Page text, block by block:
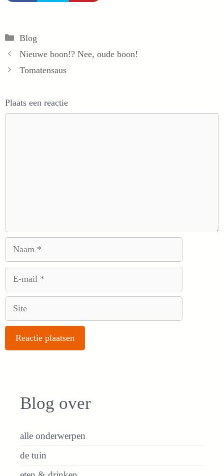
Categorieën
Blog
Nieuwe boon!? Nee, oude boon!
Tomatensaus
Plaats een reactie
Blog over
alle onderwerpen
de tuin